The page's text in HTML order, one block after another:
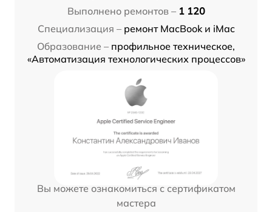
Выполнено ремонтов – 1 120
Специализация – ремонт MacBook и iMac
Образование – профильное техническое,
«Автоматизация технологических процессов»
Вы можете ознакомиться с сертификатом
мастера